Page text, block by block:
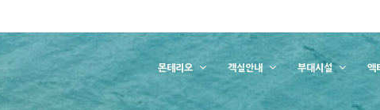
몬테리오 객실안내 부대시설 액